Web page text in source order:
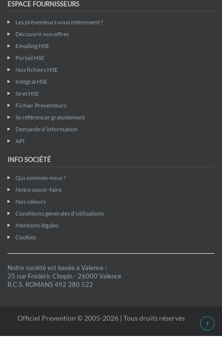
ESPACE FOURNISSEURS
Les préventeurs vous intéressent ?
Découvrir nos offres
Emailing HSE
Portail HSE
Nos fichiers HSE
Intégral HSE
Siret HSE
Fichier Preventeurs
Se référencer gratuitement
Demande d'information
API
INFO SOCIÉTÉ
Qui sommes-nous ?
Notre savoir-faire
Nos valeurs
Conditions générales d'utilisations
Mentions légales
Cookies
Notre société est basée à Valence :
25 rue Frédéric Chopin - 26000 Valence
R.C.S. ROMANS 492 380 522
Officiel Prevention © 2005-2026 | Tous droits réservés